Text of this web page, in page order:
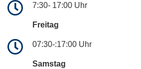
7:30- 17:00 Uhr
Freitag
07:30-:17:00 Uhr
Samstag